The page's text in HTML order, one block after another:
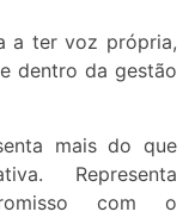
a ter voz própria,
dentro da gestão
mais do que
Representa
com o